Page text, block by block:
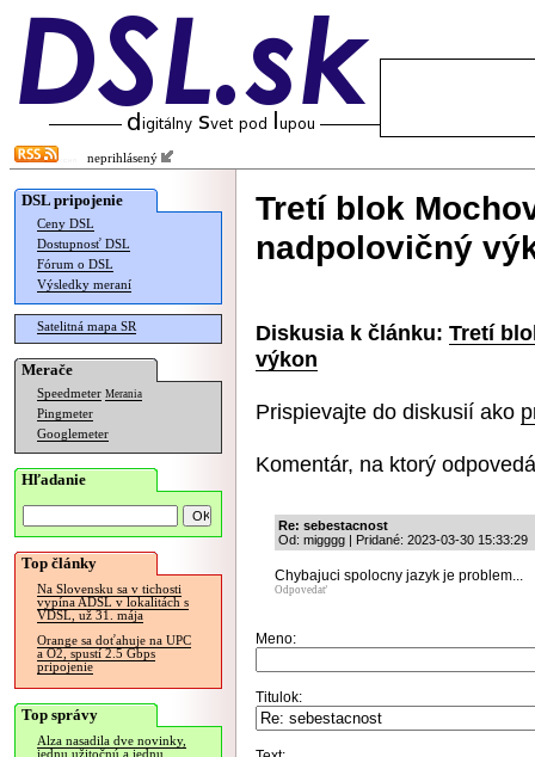
neprihlásený
DSL pripojenie
Ceny DSL
Dostupnosť DSL
Fórum o DSL
Výsledky meraní
Satelitná mapa SR
Merače
Speedmeter Merania
Pingmeter
Googlemeter
Hľadanie
Top články
Na Slovensku sa v tichosti
vypína ADSL v lokalitách s
VDSL, už 31. mája
Orange sa doťahuje na UPC
a O2, spustí 2.5 Gbps
pripojenie
Top správy
Alza nasadila dve novinky,
jednu užitočnú a jednu
Tretí blok
nadpolovičný
Diskusia k článku: Tretí
výkon
Prispievajte do diskusií ako
Komentár, na ktorý
Re: sebestacnost
Od: migggg | Pridané: 2023-03-30 15:33:29
Chybajuci spolocny jazyk je problem...
Odpovedať
Meno:
Titulok: